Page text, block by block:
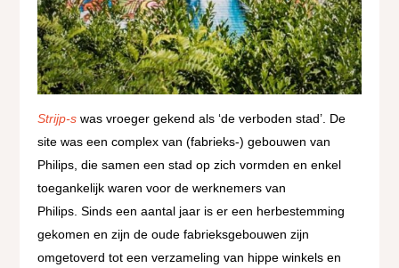
Strijp-swas vroeger gekend als ‘de verboden stad’. De
site was een complex van (fabrieks-) gebouwen van
Philips, die samen een stad op zich vormden en enkel
toegankelijk waren voor de werknemers van
Philips. Sinds een aantal jaar is er een herbestemming
gekomen en zijn de oude fabrieksgebouwen zijn
omgetoverd tot een verzameling van hippe winkels en